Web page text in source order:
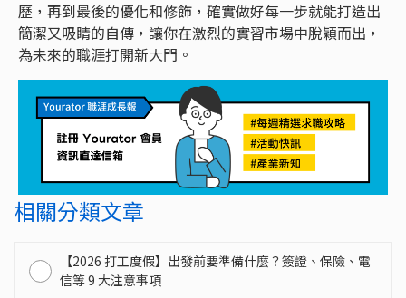
歷，再到最後的優化和修飾，確實做好每一步就能打造出
簡潔又吸睛的自傳，讓你在激烈的實習市場中脫穎而出，
為未來的職涯打開新大門。
相關分類文章
【2026 打工度假】出發前要準備什麼？簽證、保險、電
信等 9 大注意事項